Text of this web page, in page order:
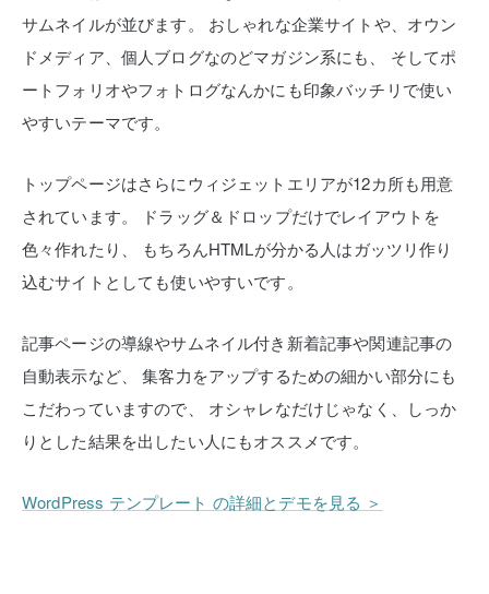
サムネイルが並びます。
おしゃれな企業サイトや、オウン
ドメディア、個人ブログなのどマガジン系にも、
そしてポ
ートフォリオやフォトログなんかにも印象バッチリで使い
やすいテーマです。
トップページはさらにウィジェットエリアが12カ所も用意
されています。
ドラッグ＆ドロップだけでレイアウトを
色々作れたり、
もちろんHTMLが分かる人はガッツリ作り
込むサイトとしても使いやすいです。
記事ページの導線やサムネイル付き新着記事や関連記事の
自動表示など、
集客力をアップするための細かい部分にも
こだわっていますので、
オシャレなだけじゃなく、しっか
りとした結果を出したい人にもオススメです。
WordPress テンプレート の詳細とデモを見る ＞